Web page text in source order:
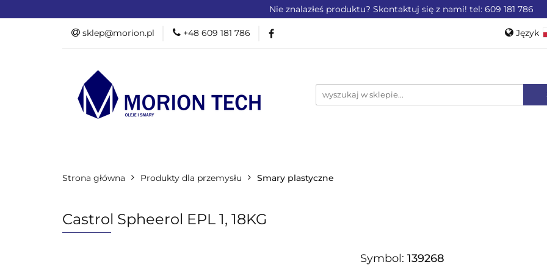
Nie znalazłeś produktu? Skontaktuj się z nami! tel: 609 181 786
sklep@morion.pl +48 609 181 786 Język
PROMOCJE %
OFERTA DLA PRZEMYSŁU OFERTA DLA LOTNICTWA OFERTA
Strona główna Produkty dla przemysłu Smary plastyczne
Castrol Spheerol EPL 1, 18KG
Symbol: 139268